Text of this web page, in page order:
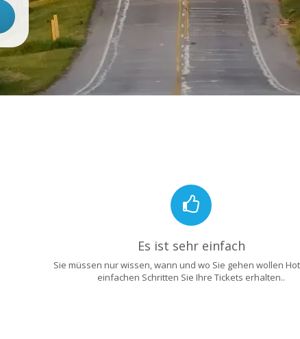
Es ist sehr einfach
Sie müssen nur wissen, wann und wo Sie gehen wollen
einfachen Schritten Sie Ihre Tickets erhalten..